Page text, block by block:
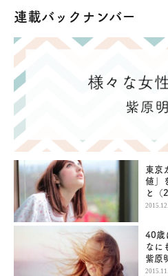
連載バックナンバー
東京
値」
と（
40歳
なに
紫原